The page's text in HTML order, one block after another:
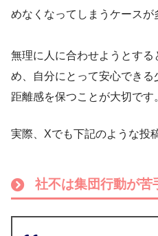
めなくなってしまうケースが
無理に人に合わせようとす
め、自分にとって安心でき
距離感を保つことが大切です
実際、Xでも下記のような投
社不は集団行動が苦